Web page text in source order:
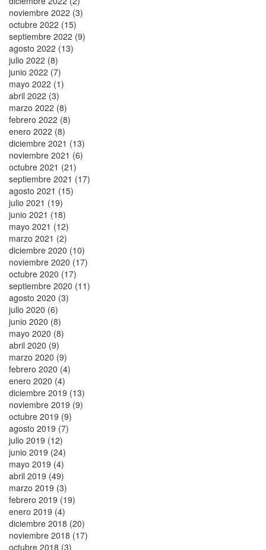
noviembre 2022 (3)
octubre 2022 (15)
septiembre 2022 (9)
agosto 2022 (13)
julio 2022 (8)
junio 2022 (7)
mayo 2022 (1)
abril 2022 (3)
marzo 2022 (8)
febrero 2022 (8)
enero 2022 (8)
diciembre 2021 (13)
noviembre 2021 (6)
octubre 2021 (21)
septiembre 2021 (17)
agosto 2021 (15)
julio 2021 (19)
junio 2021 (18)
mayo 2021 (12)
marzo 2021 (2)
diciembre 2020 (10)
noviembre 2020 (17)
octubre 2020 (17)
septiembre 2020 (11)
agosto 2020 (3)
julio 2020 (6)
junio 2020 (8)
mayo 2020 (8)
abril 2020 (9)
marzo 2020 (9)
febrero 2020 (4)
enero 2020 (4)
diciembre 2019 (13)
noviembre 2019 (9)
octubre 2019 (9)
agosto 2019 (7)
julio 2019 (12)
junio 2019 (24)
mayo 2019 (4)
abril 2019 (49)
marzo 2019 (3)
febrero 2019 (19)
enero 2019 (4)
diciembre 2018 (20)
noviembre 2018 (17)
octubre 2018 (3)